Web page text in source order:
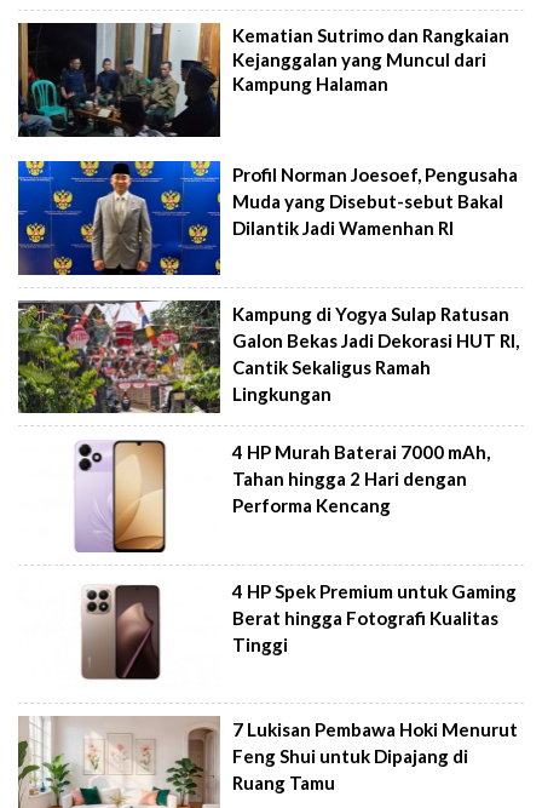
Kematian Sutrimo dan Rangkaian
Kejanggalan yang Muncul dari
Kampung Halaman
Profil Norman Joesoef, Pengusaha
Muda yang Disebut-sebut Bakal
Dilantik Jadi Wamenhan RI
Kampung di Yogya Sulap Ratusan
Galon Bekas Jadi Dekorasi HUT RI,
Cantik Sekaligus Ramah
Lingkungan
4 HP Murah Baterai 7000 mAh,
Tahan hingga 2 Hari dengan
Performa Kencang
4 HP Spek Premium untuk Gaming
Berat hingga Fotografi Kualitas
Tinggi
7 Lukisan Pembawa Hoki Menurut
Feng Shui untuk Dipajang di
Ruang Tamu